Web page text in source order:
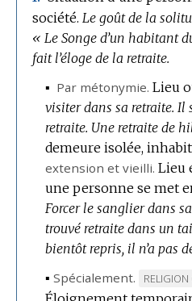
société. Le goût de la
« Le Songe d’un habitant
fait l’éloge de la retraite.
▪ Par métonymie. Lieu
visiter dans sa retraite. Il
retraite. Une retraite de
demeure isolée,
extension et vieilli. Lieu
une personne se met
Forcer le sanglier dans
trouvé retraite dans un
bientôt repris, il n’a pas
▪ Spécialement.
MARQUE
DE
RELIGION